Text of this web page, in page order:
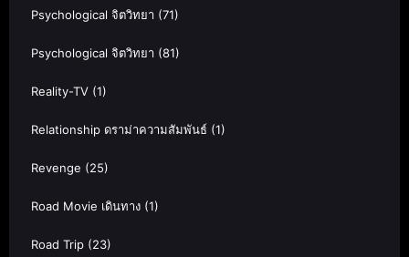
Psychological จิตวิทยา (71)
Psychological จิตวิทยา (81)
Reality-TV (1)
Relationship ดราม่าความสัมพันธ์ (1)
Revenge (25)
Road Movie เดินทาง (1)
Road Trip (23)